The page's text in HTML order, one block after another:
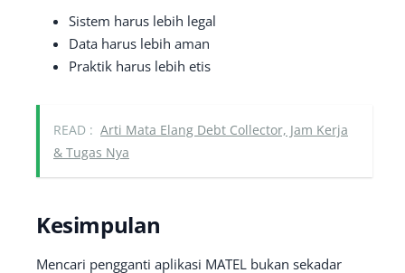
Sistem harus lebih legal
Data harus lebih aman
Praktik harus lebih etis
READ : Arti Mata Elang Debt Collector, Jam Kerja
& Tugas Nya
Kesimpulan
Mencari pengganti aplikasi MATEL bukan sekadar